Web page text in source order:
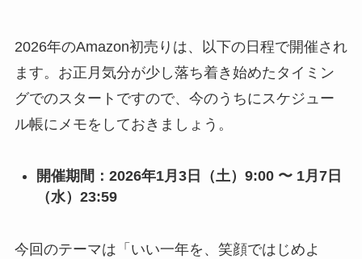
2026年のAmazon初売りは、以下の日程で開催され
ます。お正月気分が少し落ち着き始めたタイミン
グでのスタートですので、今のうちにスケジュー
ル帳にメモをしておきましょう。
開催期間：2026年1月3日（土）9:00 〜 1月7日
（水）23:59
今回のテーマは「いい一年を、笑顔ではじめよ